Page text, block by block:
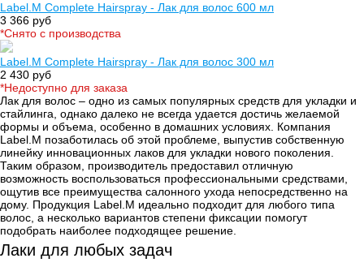
Label.M Complete Hairspray - Лак для волос 600 мл
3 366 руб
*Cнято с производства
Label.M Complete Hairspray - Лак для волос 300 мл
2 430 руб
*Недоступно для заказа
Лак для волос – одно из самых популярных средств для укладки и
стайлинга, однако далеко не всегда удается достичь желаемой
формы и объема, особенно в домашних условиях. Компания
Label.M позаботилась об этой проблеме, выпустив собственную
линейку инновационных лаков для укладки нового поколения.
Таким образом, производитель предоставил отличную
возможность воспользоваться профессиональными средствами,
ощутив все преимущества салонного ухода непосредственно на
дому. Продукция Label.M идеально подходит для любого типа
волос, а несколько вариантов степени фиксации помогут
подобрать наиболее подходящее решение.
Лаки для любых задач